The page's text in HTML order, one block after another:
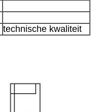
technische kwaliteit